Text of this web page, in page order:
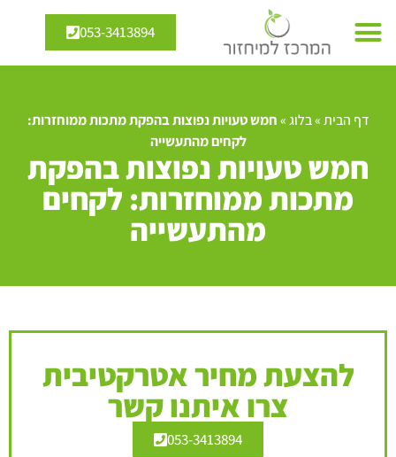
053-3413894
דף הבית»בלוג»חמש טעויות נפוצות בהפקת מתכות ממוחזרות:
לקחים מהתעשייה
חמש טעויות נפוצות בהפקת
מתכות ממוחזרות: לקחים
מהתעשייה
להצעת מחיר אטרקטיבית
צרו איתנו קשר
053-3413894